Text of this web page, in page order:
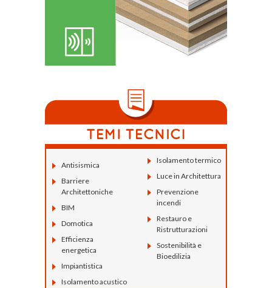
Antisismica
Barriere
Architettoniche
BIM
Domotica
Efficienza
energetica
Impiantistica
Isolamento acustico
Isolamento termico
Luce in Architettura
Prevenzione
incendi
Restauro e
Ristrutturazioni
Sostenibilità e
Bioedilizia